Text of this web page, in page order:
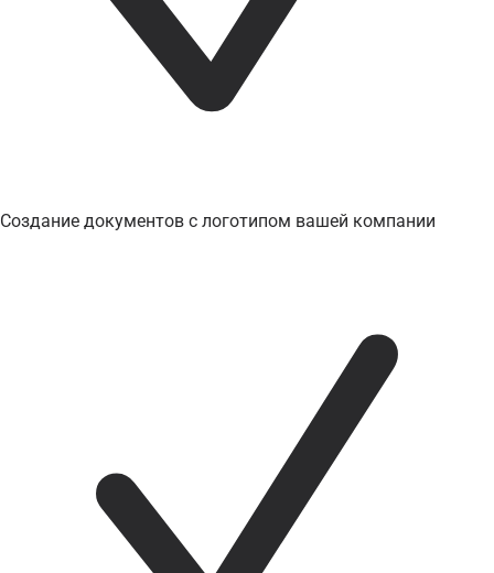
Создание документов с логотипом вашей компании